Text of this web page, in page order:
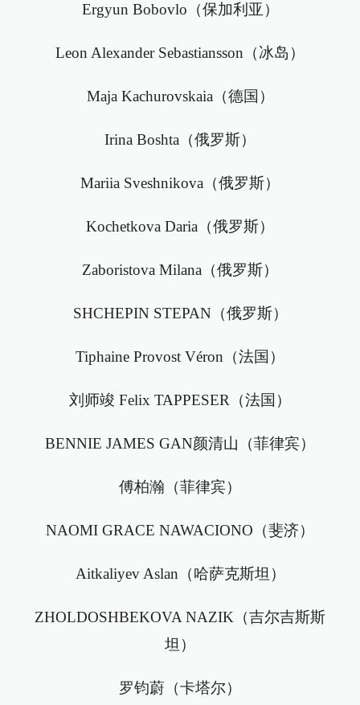
Ergyun Bobovlo（保加利亚）
Leon Alexander Sebastiansson（冰岛）
Maja Kachurovskaia（德国）
Irina Boshta（俄罗斯）
Mariia Sveshnikova（俄罗斯）
Kochetkova Daria（俄罗斯）
Zaboristova Milana（俄罗斯）
SHCHEPIN STEPAN（俄罗斯）
Tiphaine Provost Véron（法国）
刘师竣 Felix TAPPESER（法国）
BENNIE JAMES GAN颜清山（菲律宾）
傅柏瀚（菲律宾）
NAOMI GRACE NAWACIONO（斐济）
Aitkaliyev Aslan（哈萨克斯坦）
ZHOLDOSHBEKOVA NAZIK（吉尔吉斯斯
坦）
罗钧蔚（卡塔尔）